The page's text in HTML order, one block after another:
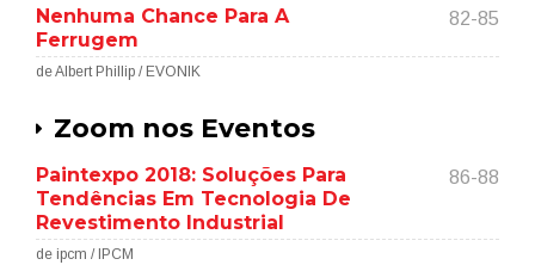
Nenhuma Chance Para A
Ferrugem
82-85
de Albert Phillip / EVONIK
Zoom nos Eventos
Paintexpo 2018: Soluções Para
Tendências Em Tecnologia De
Revestimento Industrial
86-88
de ipcm / IPCM